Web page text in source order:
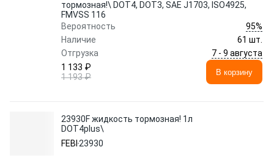
тормозная!\ DOT4, DOT3, SAE J1703, ISO4925,
FMVSS 116
Вероятность
95%
Наличие
61 шт.
Отгрузка
7 - 9 августа
1 133 ₽
1 193 ₽
В корзину
23930F жидкость тормозная! 1л
DOT4plus\
FEBI 23930